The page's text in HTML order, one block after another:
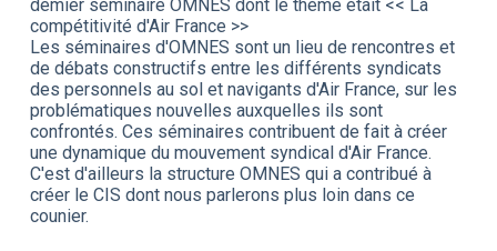
demier séminaire OMNES dont le thème était << La
compétitivité d'Air France >>
Les séminaires d'OMNES sont un lieu de rencontres et
de débats constructifs entre les différents syndicats
des personnels au sol et navigants d'Air France, sur les
problématiques nouvelles auxquelles ils sont
confrontés. Ces séminaires contribuent de fait à créer
une dynamique du mouvement syndical d'Air France.
C'est d'ailleurs la structure OMNES qui a contribué à
créer le CIS dont nous parlerons plus loin dans ce
counier.